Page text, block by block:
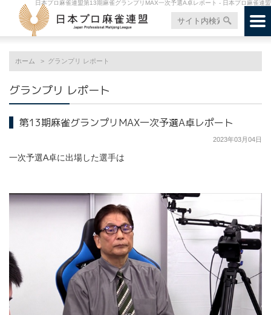
日本プロ麻雀連盟第13期麻雀グランプリMAX一次予選A卓レポート - 日本プロ麻雀連盟
ホーム グランプリ レポート
グランプリ レポート
第13期麻雀グランプリMAX一次予選A卓レポート
2023年03月04日
一次予選A卓に出場した選手は